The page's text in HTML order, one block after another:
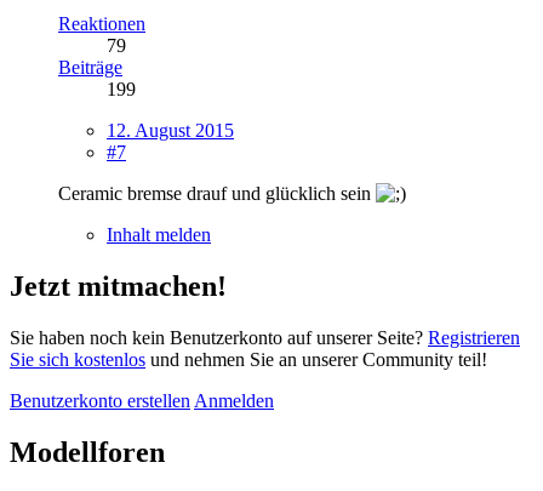
Reaktionen
79
Beiträge
199
12. August 2015
#7
Ceramic bremse drauf und glücklich sein
Inhalt melden
Jetzt mitmachen!
Sie haben noch kein Benutzerkonto auf unserer Seite? Registrieren
Sie sich kostenlos und nehmen Sie an unserer Community teil!
Benutzerkonto erstellen Anmelden
Modellforen